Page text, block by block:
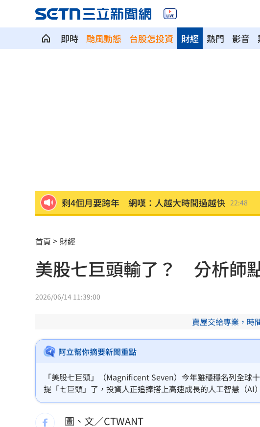
即時 颱風動態 台股怎投資 熱門 影音
財經
剩4個月要跨年 網嘆：人越大時間過越快 22:48
首度首局獲支援 布雷克卻評球威僅D等級
男性半夜痠痛「2徵兆」恐已攝護腺癌晚期 22:37
100%果汁也傷身？研究：高血壓風險增35%
中借颱風稱對台灣海峽交管 海巡署譴責
史上最賺上半年！華航客貨兩旺吸金千億 22:25
獨／宿霧玩「巨人盪鞦韆」慘撞柱腦震盪
MVP舞台帶上女兒同歡 艾菩樂盼記得台灣 22:23
陳傑憲猛打助2連勝 餅總卻虧「做蠢事」 22:14
首頁 財經
美股七巨頭輸了？ 分析師
2026/06/14 11:39:00
賣屋交給專業，時
阿立幫你摘要新聞重點
「美股七巨頭」（Magnificent Seven）今年雖穩穩名列全
提「七巨頭」了，投資人正追捧搭上高速成長的人工智慧（
Nebius。
圖、文／CTWANT